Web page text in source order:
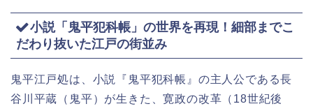
小説「鬼平犯科帳」の世界を再現！細部までこ
だわり抜いた江戸の街並み
鬼平江戸処は、小説『鬼平犯科帳』の主人公である長
谷川平蔵（鬼平）が生きた、寛政の改革（18世紀後